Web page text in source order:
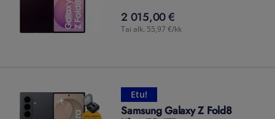
2 015,00 €
2 015,00€
Tai alk. 55,97 €/kk
Etu!
Samsung Galaxy Z Fold8